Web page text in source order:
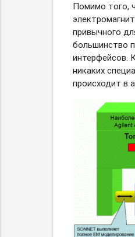
Помимо того,
привычного
большинство
интерфейсов.
никаких
происходит в